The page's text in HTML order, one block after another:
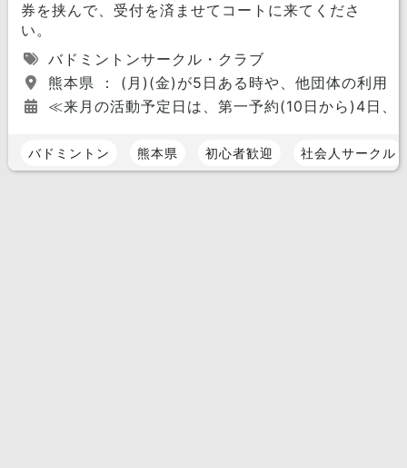
券を挟んで、受付を済ませてコートに来てくださ
い。
バドミントンサークル・クラブ
熊本県 ： (月)(金)が5日ある時や、他団体の利用
≪来月の活動予定日は、第一予約(10日から)4日
バドミントン 熊本県 初心者歓迎 社会人サークル